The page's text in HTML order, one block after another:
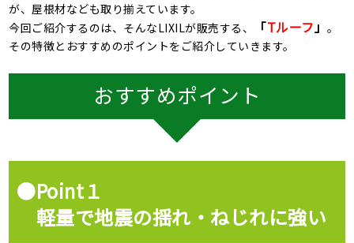
が、屋根材なども取り揃えています。
今回ご紹介するのは、そんなLIXILが販売する、
「Tルーフ」。
その特徴とおすすめのポイントをご紹介していきます。
おすすめポイント
●Point１
軽量で地震の揺れ・ねじれに強い